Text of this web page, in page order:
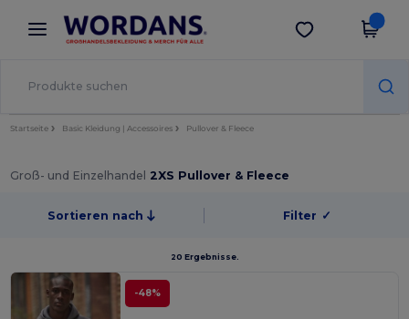
× Wordans App
Bessere Preise in der App!
App holen
Startseite Basic Kleidung | Accessoires Pullover & Fleece
Groß- und Einzelhandel 2XS Pullover & Fleece
Sortieren nach Filter ✓
20 Ergebnisse.
-48%